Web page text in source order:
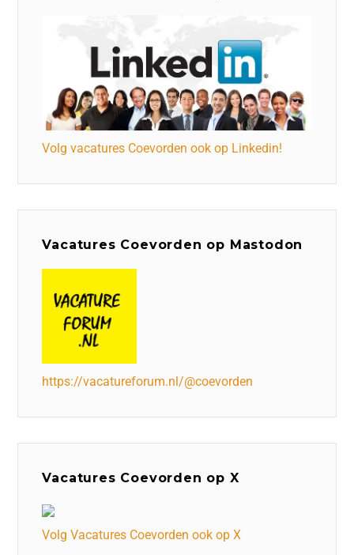
Volg vacatures Coevorden ook op Linkedin!
Vacatures Coevorden op Mastodon
https://vacatureforum.nl/@coevorden
Vacatures Coevorden op X
Volg Vacatures Coevorden ook op X